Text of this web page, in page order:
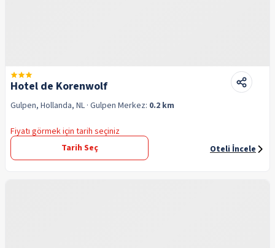
Hotel de Korenwolf
Gulpen, Hollanda, NL · Gulpen Merkez: 0.2 km
Fiyatı görmek için tarih seçiniz
Tarih Seç
Oteli İncele